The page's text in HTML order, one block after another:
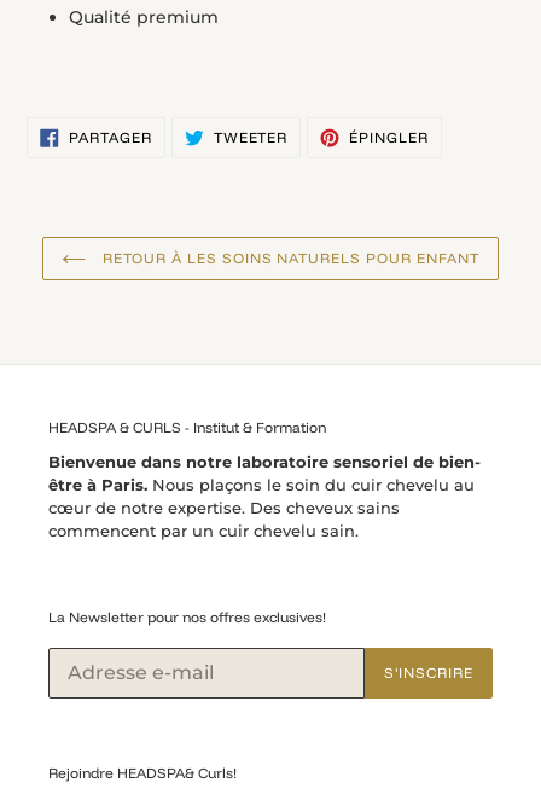
Qualité premium
PARTAGERPARTAGER
SUR
TWEETER TWEETERÉPINGLER
RETOUR À LES SOINS NATURELS POUR ENFANT
HEADSPA & CURLS - Institut & Formation
Bienvenue dans notre laboratoire sensoriel de bien-
être à Paris. Nous plaçons le soin du cuir chevelu au
cœur de notre expertise. Des cheveux sains
commencent par un cuir chevelu sain.
La Newsletter pour nos offres exclusives!
S'INSCRIRE
Rejoindre HEADSPA& Curls!